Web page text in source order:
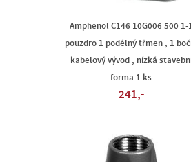
Amphenol C146 10G006 500 1-
pouzdro 1 podélný třmen , 1
kabelový vývod , nízká
forma 1 ks
241,-